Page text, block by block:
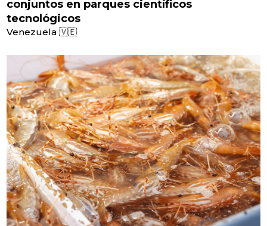
conjuntos en parques científicos
tecnológicos
Venezuela 🇻🇪